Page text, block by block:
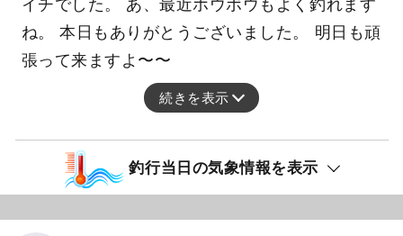
イチでした。 あ、最近ホウボウもよく釣れます
ね。 本日もありがとうございました。 明日も頑
張って来ますよ〜〜
続きを表示
釣行当日の気象情報を表示